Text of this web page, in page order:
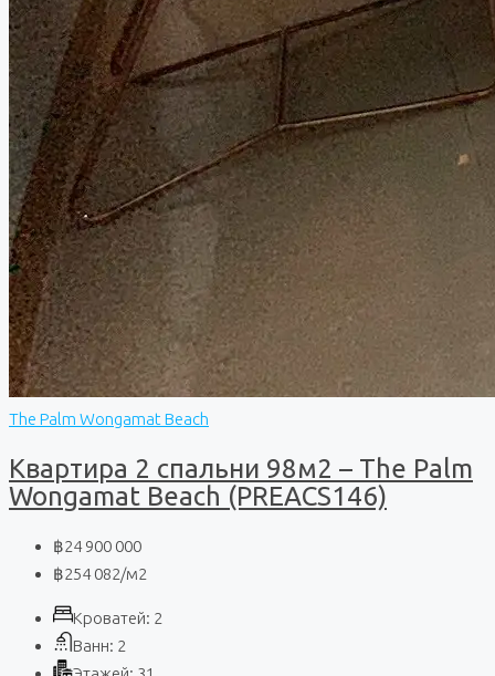
The Palm Wongamat Beach
Квартира 2 спальни 98м2 – The Palm
Wongamat Beach (PREACS146)
฿24 900 000
฿254 082/м2
Кроватей: 2
Ванн: 2